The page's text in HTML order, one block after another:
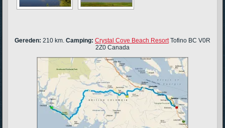
Gereden: 210 km. Camping: Crystal Cove Beach ResortTofino BC V0R
2Z0 Canada